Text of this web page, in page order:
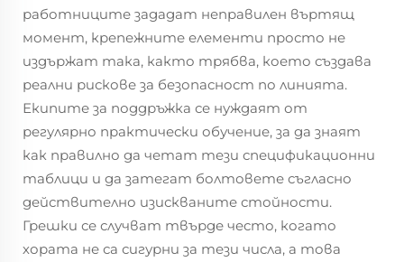
работниците зададат неправилен въртящ
момент, крепежните елементи просто не
издържат така, както трябва, което създава
реални рискове за безопасност по линията.
Екипите за поддръжка се нуждаят от
регулярно практически обучение, за да знаят
как правилно да четат тези спецификационни
таблици и да затегат болтовете съгласно
действително изискваните стойности.
Грешки се случват твърде често, когато
хората не са сигурни за тези числа, а това